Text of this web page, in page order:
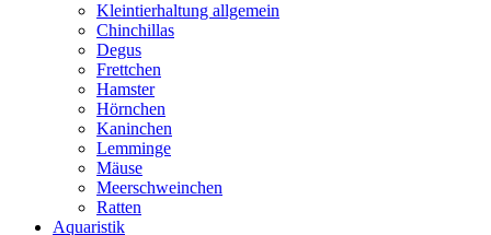
Kleintierhaltung allgemein
Chinchillas
Degus
Frettchen
Hamster
Hörnchen
Kaninchen
Lemminge
Mäuse
Meerschweinchen
Ratten
Aquaristik